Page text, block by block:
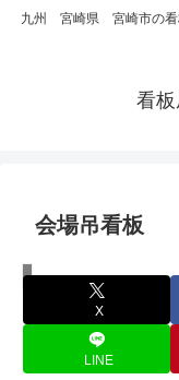
九州 宮崎県 宮崎市の看
看
会場吊看板
イベントサイン
X
LINE